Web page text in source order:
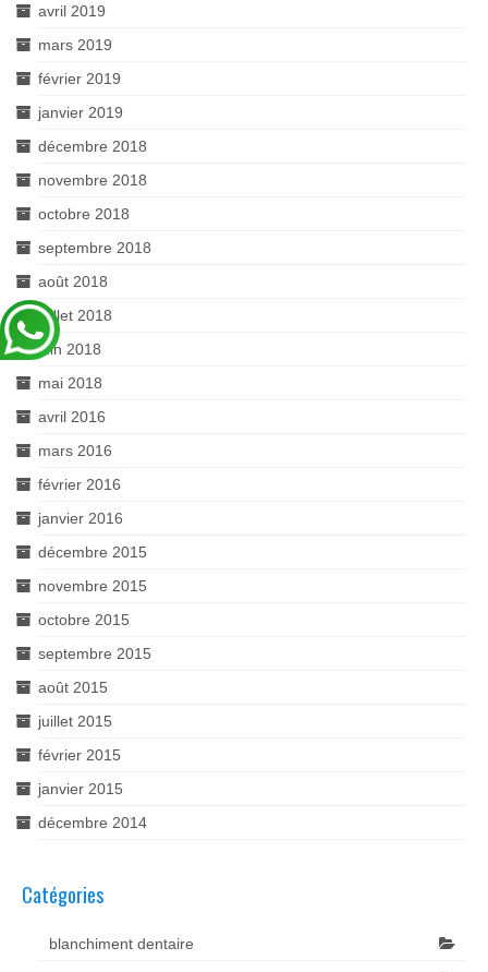
avril 2019
mars 2019
février 2019
janvier 2019
décembre 2018
novembre 2018
octobre 2018
septembre 2018
août 2018
juillet 2018
juin 2018
mai 2018
avril 2016
mars 2016
février 2016
janvier 2016
décembre 2015
novembre 2015
octobre 2015
septembre 2015
août 2015
juillet 2015
février 2015
janvier 2015
décembre 2014
Catégories
blanchiment dentaire